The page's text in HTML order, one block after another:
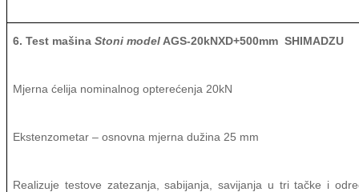
6. Test mašinaStoni model AGS-20kNXD+500mm SHIMADZU
Mjerna ćelija nominalnog opterećenja 20kN
Ekstenzometar – osnovna mjerna dužina 25 mm
Realizuje testove zatezanja, sabijanja, savijanja u tri tačke i